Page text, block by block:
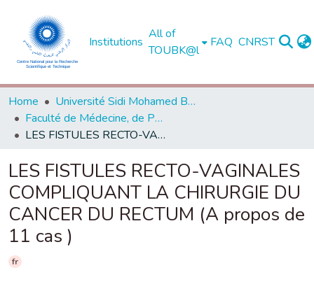
Institutions
All of
TOUBK@l
FAQ CNRST
Home
Université Sidi Mohamed Ben Abdellah de Fès
Faculté de Médecine, de Pharmacie et de Médecine Dentaire - Fès
LES FISTULES RECTO-VAGINALES COMPLIQUANT LA CHIRURGIE DU CANCER DU RECTUM (A propos de 11 cas )
LES FISTULES RECTO-VAGINALES
COMPLIQUANT LA CHIRURGIE DU
CANCER DU RECTUM (A propos de
11 cas )
fr